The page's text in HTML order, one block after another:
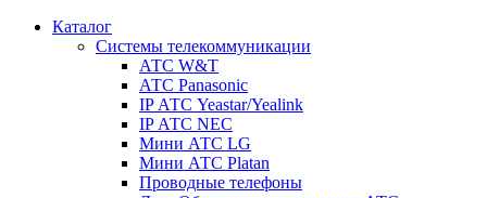
Каталог
Системы телекоммуникации
АТС W&T
АТС Panasonic
IP АТС Yeastar/Yealink
IP АТС NEC
Мини АТС LG
Мини АТС Platan
Проводные телефоны